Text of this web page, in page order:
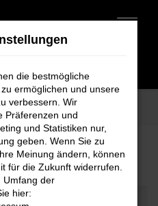
die bestmögliche
ermöglichen und unsere
verbessern. Wir
Präferenzen und
und Statistiken nur,
geben. Wenn Sie zu
Meinung ändern, können
für die Zukunft widerrufen.
Umfang der
hier: